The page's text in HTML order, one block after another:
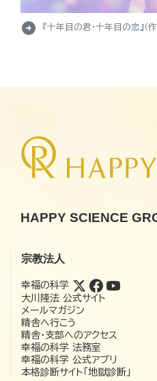
arrow_circle_right 『十年目の君・十年目の恋』（
HAPPY SCIENCE
宗教法人
幸福の科学
大川隆法 公式サイト
メールマガジン
精舎へ行こう
精舎・支部へのアクセス
幸福の科学 法務室
幸福の科学 公式アプリ
本格診断サイト「地獄診断」